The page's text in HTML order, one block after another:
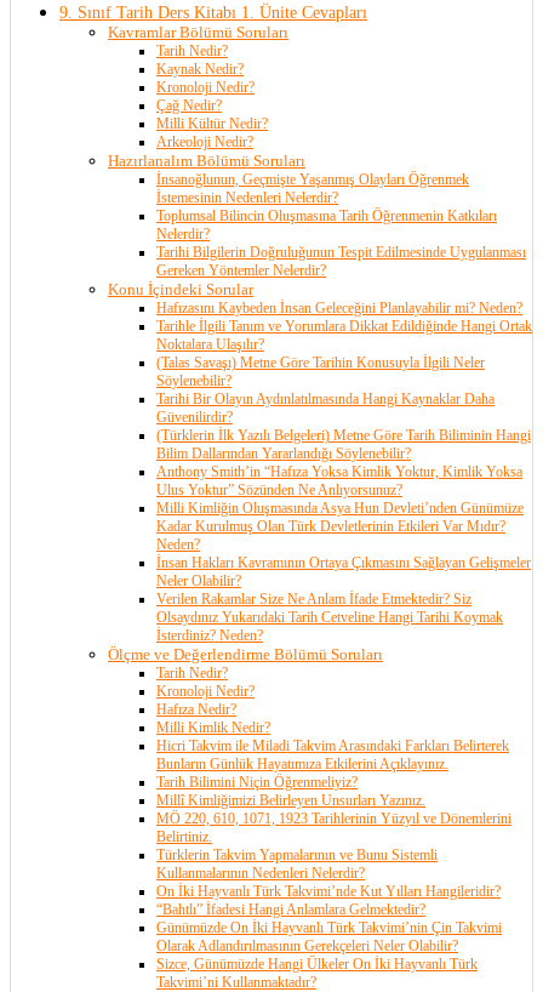
9. Sınıf Tarih Ders Kitabı 1. Ünite Cevapları
Kavramlar Bölümü Soruları
Tarih Nedir?
Kaynak Nedir?
Kronoloji Nedir?
Çağ Nedir?
Milli Kültür Nedir?
Arkeoloji Nedir?
Hazırlanalım Bölümü Soruları
İnsanoğlunun, Geçmişte Yaşanmış Olayları Öğrenmek
İstemesinin Nedenleri Nelerdir?
Toplumsal Bilincin Oluşmasına Tarih Öğrenmenin Katkıları
Nelerdir?
Tarihi Bilgilerin Doğruluğunun Tespit Edilmesinde Uygulanması
Gereken Yöntemler Nelerdir?
Konu İçindeki Sorular
Hafızasını Kaybeden İnsan Geleceğini Planlayabilir mi? Neden?
Tarihle İlgili Tanım ve Yorumlara Dikkat Edildiğinde Hangi Ortak
Noktalara Ulaşılır?
(Talas Savaşı) Metne Göre Tarihin Konusuyla İlgili Neler
Söylenebilir?
Tarihi Bir Olayın Aydınlatılmasında Hangi Kaynaklar Daha
Güvenilirdir?
(Türklerin İlk Yazılı Belgeleri) Metne Göre Tarih Biliminin Hangi
Bilim Dallarından Yararlandığı Söylenebilir?
Anthony Smith’in “Hafıza Yoksa Kimlik Yoktur, Kimlik Yoksa
Ulus Yoktur” Sözünden Ne Anlıyorsunuz?
Milli Kimliğin Oluşmasında Asya Hun Devleti’nden Günümüze
Kadar Kurulmuş Olan Türk Devletlerinin Etkileri Var Mıdır?
Neden?
İnsan Hakları Kavramının Ortaya Çıkmasını Sağlayan Gelişmeler
Neler Olabilir?
Verilen Rakamlar Size Ne Anlam İfade Etmektedir? Siz
Olsaydınız Yukarıdaki Tarih Cetveline Hangi Tarihi Koymak
İsterdiniz? Neden?
Ölçme ve Değerlendirme Bölümü Soruları
Tarih Nedir?
Kronoloji Nedir?
Hafıza Nedir?
Milli Kimlik Nedir?
Hicri Takvim ile Miladi Takvim Arasındaki Farkları Belirterek
Bunların Günlük Hayatımıza Etkilerini Açıklayınız.
Tarih Bilimini Niçin Öğrenmeliyiz?
Millî Kimliğimizi Belirleyen Unsurları Yazınız.
MÖ 220, 610, 1071, 1923 Tarihlerinin Yüzyıl ve Dönemlerini
Belirtiniz.
Türklerin Takvim Yapmalarının ve Bunu Sistemli
Kullanmalarının Nedenleri Nelerdir?
On İki Hayvanlı Türk Takvimi’nde Kut Yılları Hangileridir?
“Bahtlı” İfadesi Hangi Anlamlara Gelmektedir?
Günümüzde On İki Hayvanlı Türk Takvimi’nin Çin Takvimi
Olarak Adlandırılmasının Gerekçeleri Neler Olabilir?
Sizce, Günümüzde Hangi Ülkeler On İki Hayvanlı Türk
Takvimi’ni Kullanmaktadır?